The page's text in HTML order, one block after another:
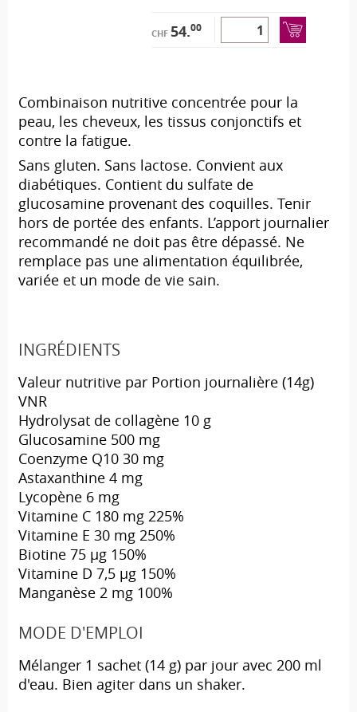
CHF 54.00
Combinaison nutritive concentrée pour la
peau, les cheveux, les tissus conjonctifs et
contre la fatigue.
Sans gluten. Sans lactose. Convient aux
diabétiques. Contient du sulfate de
glucosamine provenant des coquilles. Tenir
hors de portée des enfants. L’apport journalier
recommandé ne doit pas être dépassé. Ne
remplace pas une alimentation équilibrée,
variée et un mode de vie sain.
INGRÉDIENTS
Valeur nutritive par Portion journalière (14g)
VNR
Hydrolysat de collagène 10 g
Glucosamine 500 mg
Coenzyme Q10 30 mg
Astaxanthine 4 mg
Lycopène 6 mg
Vitamine C 180 mg 225%
Vitamine E 30 mg 250%
Biotine 75 µg 150%
Vitamine D 7,5 µg 150%
Manganèse 2 mg 100%
MODE D'EMPLOI
Mélanger 1 sachet (14 g) par jour avec 200 ml
d'eau. Bien agiter dans un shaker.